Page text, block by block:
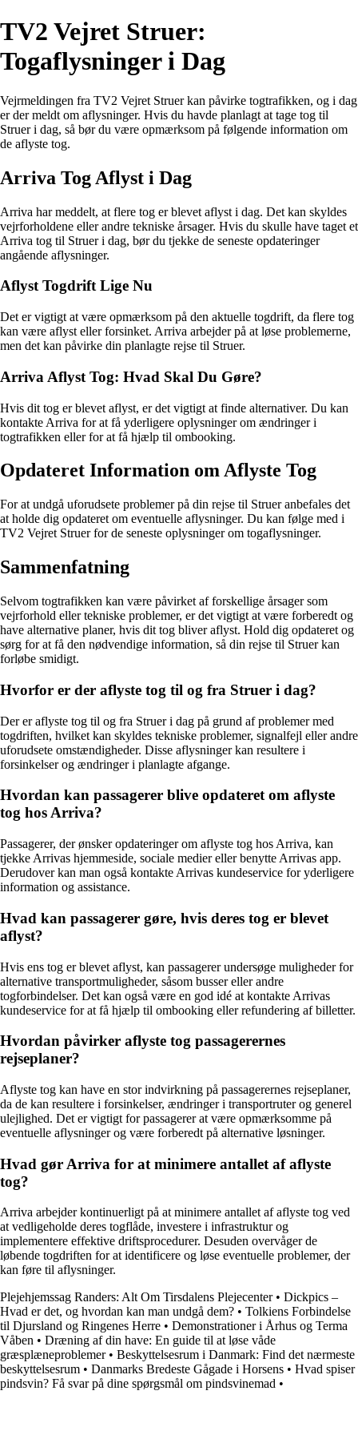
TV2 Vejret Struer:
Togaflysninger i Dag
Vejrmeldingen fra TV2 Vejret Struer kan påvirke togtrafikken, og i dag
er der meldt om aflysninger. Hvis du havde planlagt at tage tog til
Struer i dag, så bør du være opmærksom på følgende information om
de aflyste tog.
Arriva Tog Aflyst i Dag
Arriva har meddelt, at flere tog er blevet aflyst i dag. Det kan skyldes
vejrforholdene eller andre tekniske årsager. Hvis du skulle have taget et
Arriva tog til Struer i dag, bør du tjekke de seneste opdateringer
angående aflysninger.
Aflyst Togdrift Lige Nu
Det er vigtigt at være opmærksom på den aktuelle togdrift, da flere tog
kan være aflyst eller forsinket. Arriva arbejder på at løse problemerne,
men det kan påvirke din planlagte rejse til Struer.
Arriva Aflyst Tog: Hvad Skal Du Gøre?
Hvis dit tog er blevet aflyst, er det vigtigt at finde alternativer. Du kan
kontakte Arriva for at få yderligere oplysninger om ændringer i
togtrafikken eller for at få hjælp til ombooking.
Opdateret Information om Aflyste Tog
For at undgå uforudsete problemer på din rejse til Struer anbefales det
at holde dig opdateret om eventuelle aflysninger. Du kan følge med i
TV2 Vejret Struer for de seneste oplysninger om togaflysninger.
Sammenfatning
Selvom togtrafikken kan være påvirket af forskellige årsager som
vejrforhold eller tekniske problemer, er det vigtigt at være forberedt og
have alternative planer, hvis dit tog bliver aflyst. Hold dig opdateret og
sørg for at få den nødvendige information, så din rejse til Struer kan
forløbe smidigt.
Hvorfor er der aflyste tog til og fra Struer i dag?
Der er aflyste tog til og fra Struer i dag på grund af problemer med
togdriften, hvilket kan skyldes tekniske problemer, signalfejl eller andre
uforudsete omstændigheder. Disse aflysninger kan resultere i
forsinkelser og ændringer i planlagte afgange.
Hvordan kan passagerer blive opdateret om aflyste
tog hos Arriva?
Passagerer, der ønsker opdateringer om aflyste tog hos Arriva, kan
tjekke Arrivas hjemmeside, sociale medier eller benytte Arrivas app.
Derudover kan man også kontakte Arrivas kundeservice for yderligere
information og assistance.
Hvad kan passagerer gøre, hvis deres tog er blevet
aflyst?
Hvis ens tog er blevet aflyst, kan passagerer undersøge muligheder for
alternative transportmuligheder, såsom busser eller andre
togforbindelser. Det kan også være en god idé at kontakte Arrivas
kundeservice for at få hjælp til ombooking eller refundering af billetter.
Hvordan påvirker aflyste tog passagerernes
rejseplaner?
Aflyste tog kan have en stor indvirkning på passagerernes rejseplaner,
da de kan resultere i forsinkelser, ændringer i transportruter og generel
ulejlighed. Det er vigtigt for passagerer at være opmærksomme på
eventuelle aflysninger og være forberedt på alternative løsninger.
Hvad gør Arriva for at minimere antallet af aflyste
tog?
Arriva arbejder kontinuerligt på at minimere antallet af aflyste tog ved
at vedligeholde deres togflåde, investere i infrastruktur og
implementere effektive driftsprocedurer. Desuden overvåger de
løbende togdriften for at identificere og løse eventuelle problemer, der
kan føre til aflysninger.
Plejehjemssag Randers: Alt Om Tirsdalens Plejecenter• Dickpics –
Hvad er det, og hvordan kan man undgå dem? • Tolkiens Forbindelse
til Djursland og Ringenes Herre • Demonstrationer i Århus og Terma
Våben • Dræning af din have: En guide til at løse våde
græsplæneproblemer• Beskyttelsesrum i Danmark: Find det nærmeste
beskyttelsesrum • Danmarks Bredeste Gågade i Horsens • Hvad spiser
pindsvin? Få svar på dine spørgsmål om pindsvinemad •